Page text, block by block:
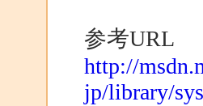
参考URL
http://
jp/library/